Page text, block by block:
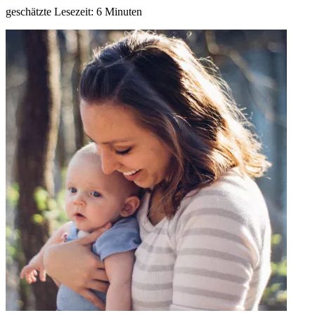
geschätzte Lesezeit: 6 Minuten